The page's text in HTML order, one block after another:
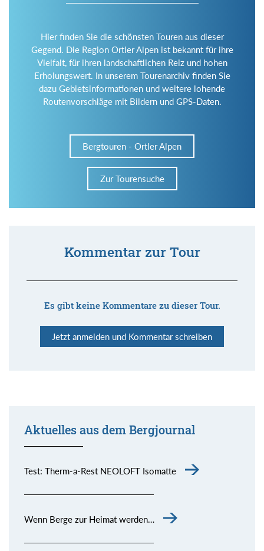
Hier finden Sie die schönsten Touren aus dieser
Gegend. Die Region Ortler Alpen ist bekannt für ihre
Vielfalt, für ihren landschaftlichen Reiz und hohen
Erholungswert. In unserem Tourenarchiv finden Sie
dazu Gebietsinformationen und weitere lohende
Routenvorschläge mit Bildern und GPS-Daten.
Bergtouren - Ortler Alpen
Zur Tourensuche
Kommentar zur Tour
Es gibt keine Kommentare zu dieser Tour.
Jetzt anmelden und Kommentar schreiben
Aktuelles aus dem Bergjournal
Test: Therm-a-Rest NEOLOFT Isomatte
Wenn Berge zur Heimat werden…